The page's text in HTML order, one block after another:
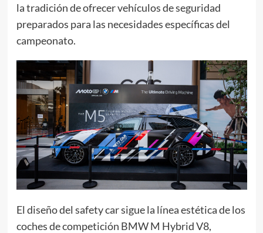
la tradición de ofrecer vehículos de seguridad
preparados para las necesidades específicas del
campeonato.
El diseño del safety car sigue la línea estética de los
coches de competición BMW M Hybrid V8,